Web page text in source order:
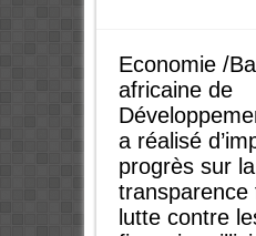
Economie /
africaine de
a réalisé
progrès sur la
transparence
lutte contre